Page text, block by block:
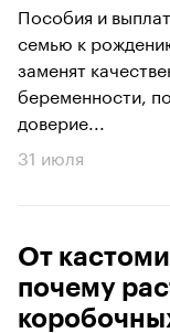
Пособия и
семью к
заменят
беременности,
доверие...
31 июля
От
почему